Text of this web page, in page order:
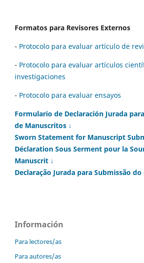
Formatos para Revisores Externos
- Protocolo para evaluar artículo de
- Protocolo para evaluar artículos
investigaciones
- Protocolo para evaluar ensayos
Formulario de Declaración Jurada
de Manuscritos ↓
Sworn Statement for Manuscript
Déclaration Sous Serment pour la
Manuscrit ↓
Declaração Jurada para Submissão
Información
Para lectores/as
Para autores/as